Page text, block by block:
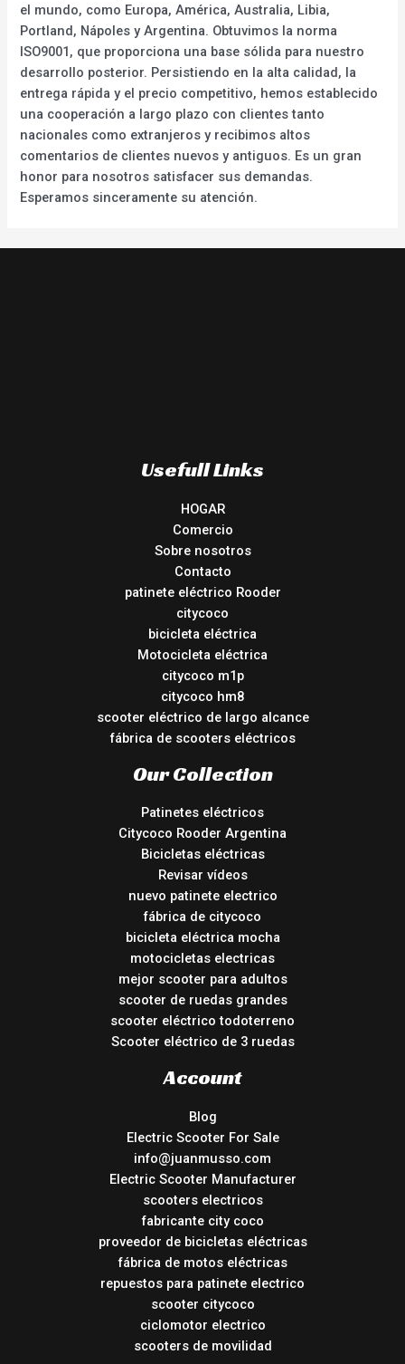
el mundo, como Europa, América, Australia, Libia,
Portland, Nápoles y Argentina. Obtuvimos la norma
ISO9001, que proporciona una base sólida para nuestro
desarrollo posterior. Persistiendo en la alta calidad, la
entrega rápida y el precio competitivo, hemos establecido
una cooperación a largo plazo con clientes tanto
nacionales como extranjeros y recibimos altos
comentarios de clientes nuevos y antiguos. Es un gran
honor para nosotros satisfacer sus demandas.
Esperamos sinceramente su atención.
Usefull Links
HOGAR
Comercio
Sobre nosotros
Contacto
patinete eléctrico Rooder
citycoco
bicicleta eléctrica
Motocicleta eléctrica
citycoco m1p
citycoco hm8
scooter eléctrico de largo alcance
fábrica de scooters eléctricos
Our Collection
Patinetes eléctricos
Citycoco Rooder Argentina
Bicicletas eléctricas
Revisar vídeos
nuevo patinete electrico
fábrica de citycoco
bicicleta eléctrica mocha
motocicletas electricas
mejor scooter para adultos
scooter de ruedas grandes
scooter eléctrico todoterreno
Scooter eléctrico de 3 ruedas
Account
Blog
Electric Scooter For Sale
info@juanmusso.com
Electric Scooter Manufacturer
scooters electricos
fabricante city coco
proveedor de bicicletas eléctricas
fábrica de motos eléctricas
repuestos para patinete electrico
scooter citycoco
ciclomotor electrico
scooters de movilidad